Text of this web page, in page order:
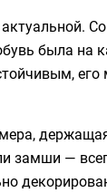
была на
его
замши —